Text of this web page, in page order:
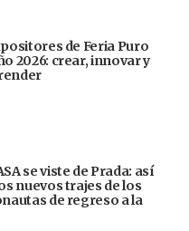
de Feria Puro
2026: crear, innovar y
se viste de Prada: así
nuevos trajes de los
de regreso a la